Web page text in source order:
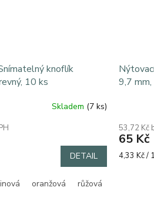
knoflík
10 ks
Skladem (7 ks)
DETAIL
oranžová růžová
9,7
53,72 Kč
65 Kč
Měrná
4,33 Kč /